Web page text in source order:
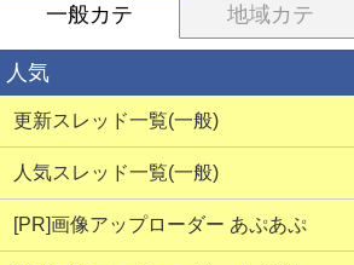
一般カテ 地域カテ
人気
更新スレッド一覧(一般)
人気スレッド一覧(一般)
[PR]画像アップローダー あぷあぷ